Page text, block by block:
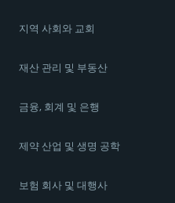
지역 사회와 교회
재산 관리 및 부동산
금융, 회계 및 은행
제약 산업 및 생명 공학
보험 회사 및 대행사